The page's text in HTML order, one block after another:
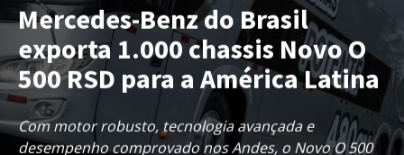
Mercedes-Benz do Brasil
exporta 1.000 chassis Novo O
500 RSD para a América Latina
Com motor robusto, tecnologia avançada e
desempenho comprovado nos Andes, o Novo O 500